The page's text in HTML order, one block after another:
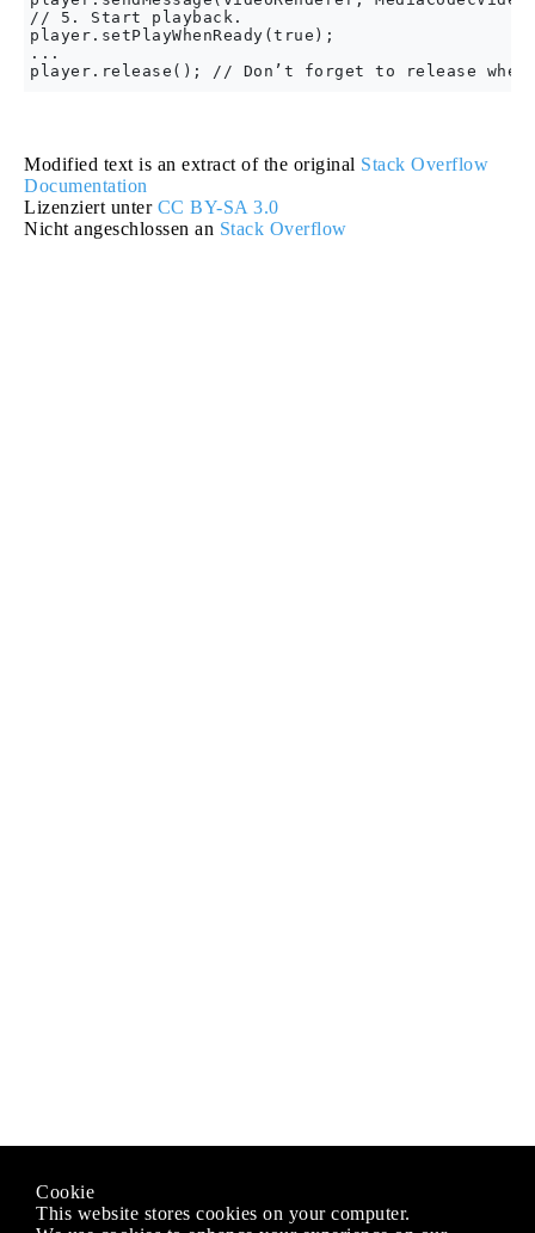
// 5. Start playback.
player.setPlayWhenReady(true);
...
Modified text is an extract of the original Stack Overflow
Documentation
Lizenziert unter CC BY-SA 3.0
Nicht angeschlossen an Stack Overflow
Cookie
This website stores cookies on your computer.